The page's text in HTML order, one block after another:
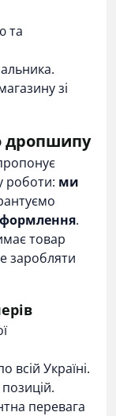
та
зі
дропшипу
роботи: ми
.
товар
заробляти
всій Україні.
перевага